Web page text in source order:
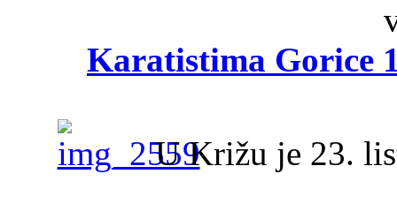
Karatistima Gorice
U Križu je 23.